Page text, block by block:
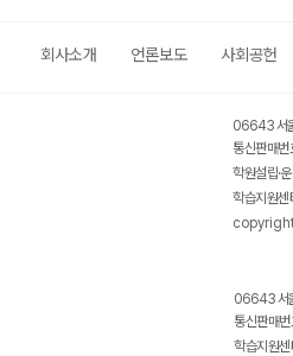
회사소개 언론보도 사회공헌
06643 서
통신판매
학원설립·
학습지원
06643 서
통신판매
학습지원